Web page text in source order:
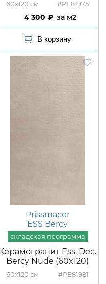
60x120 #PE81975
4 300 м2
Prissmacer
ESS Bercy
Керамогранит Ess. Dec.
Bercy Nude (60x120)
60x120 #PE81981